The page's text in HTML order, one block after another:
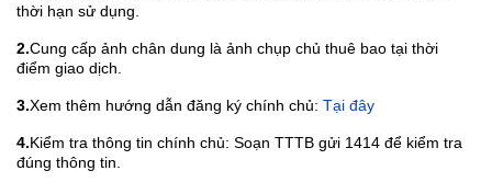
thời hạn sử dụng.
2.Cung cấp ảnh chân dung là ảnh chụp chủ thuê bao tại thời
điểm giao dịch.
3.Xem thêm hướng dẫn đăng ký chính chủ: Tại đây
4.Kiểm tra thông tin chính chủ: Soạn TTTB gửi 1414 để kiểm tra
đúng thông tin.